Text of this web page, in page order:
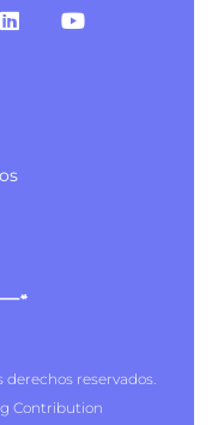
derechos reservados.
Contribution